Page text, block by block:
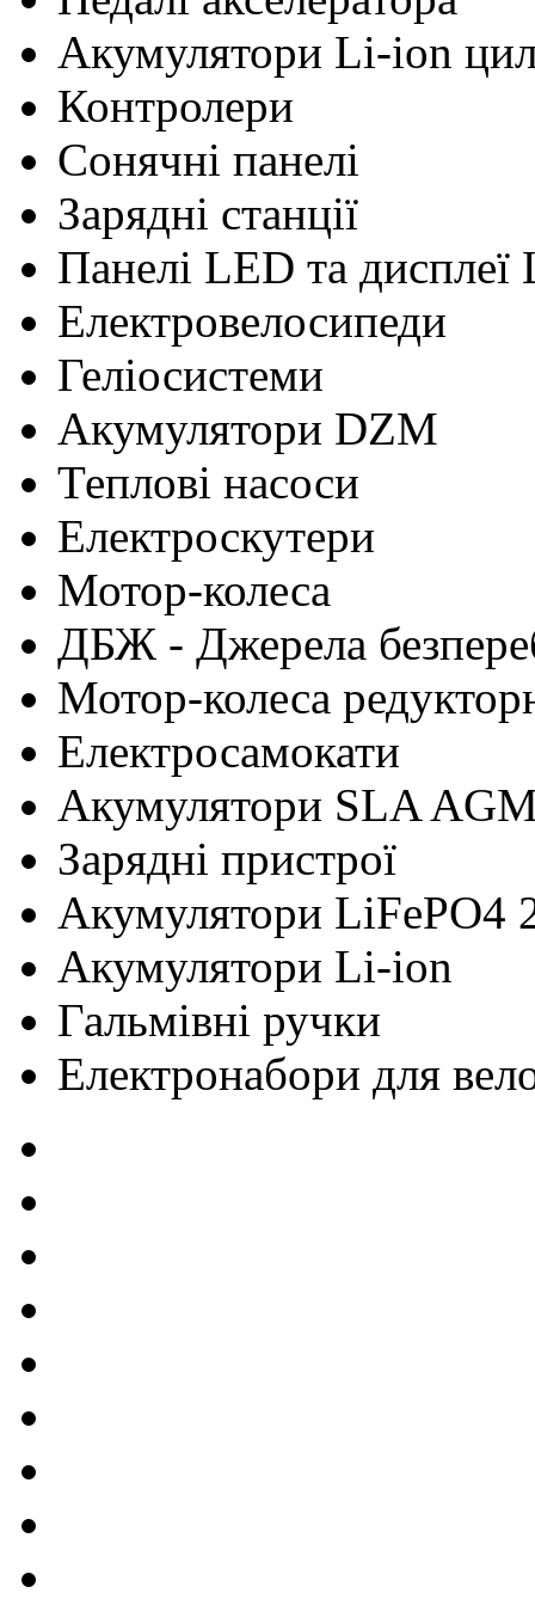
Акумулятори Li-ion
Контролери
Сонячні панелі
Зарядні станції
Панелі LED та дисплеї
Електровелосипеди
Геліосистеми
Акумулятори DZM
Теплові насоси
Електроскутери
Мотор-колеса
ДБЖ - Джерела
Мотор-колеса
Електросамокати
Акумулятори SLA
Зарядні пристрої
Акумулятори LiFePO4
Акумулятори Li-ion
Гальмівні ручки
Електронабори для